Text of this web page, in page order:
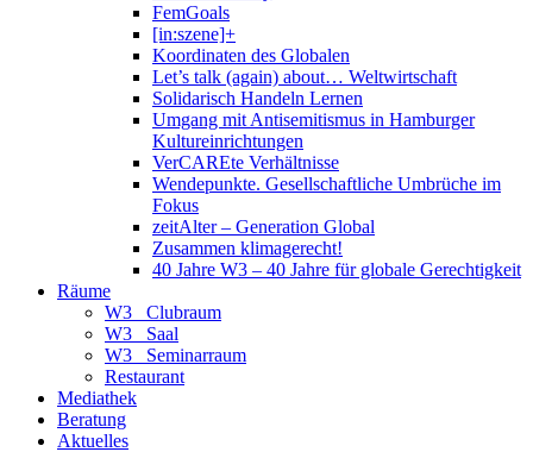
FemGoals
[in:szene]+
Koordinaten des Globalen
Let’s talk (again) about… Weltwirtschaft
Solidarisch Handeln Lernen
Umgang mit Antisemitismus in Hamburger
Kultureinrichtungen
VerCAREte Verhältnisse
Wendepunkte. Gesellschaftliche Umbrüche im
Fokus
zeitAlter – Generation Global
Zusammen klimagerecht!
40 Jahre W3 – 40 Jahre für globale Gerechtigkeit
Räume
W3_ Clubraum
W3_ Saal
W3_ Seminarraum
Restaurant
Mediathek
Beratung
Aktuelles